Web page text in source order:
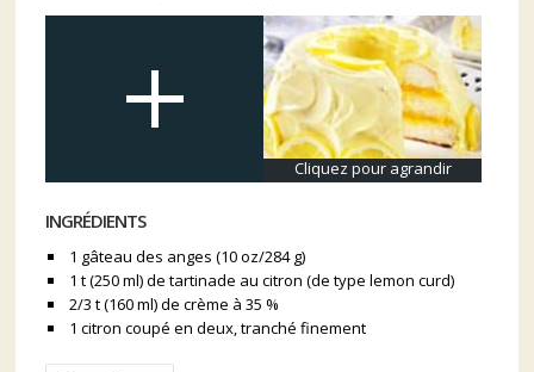
Cliquez pour agrandir
INGRÉDIENTS
1 gâteau des anges (10 oz/284 g)
1 t (250 ml) de tartinade au citron (de type lemon curd)
2/3 t (160 ml) de crème à 35 %
1 citron coupé en deux, tranché finement